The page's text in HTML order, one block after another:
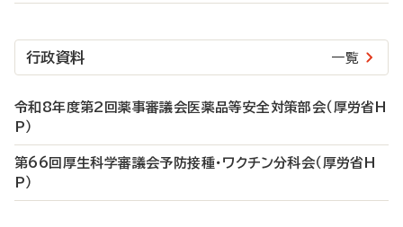
行政資料 一覧
令和8年度第2回薬事審議会医薬品等安全対策部会（厚労省H
P）
第66回厚生科学審議会予防接種・ワクチン分科会（厚労省H
P）